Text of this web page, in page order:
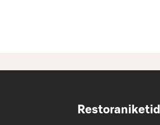
Restoraniketid